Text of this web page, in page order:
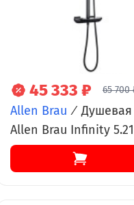
45 333 ₽ 65 700
Allen Brau / Душевая
Allen Brau Infinity
черный матовый